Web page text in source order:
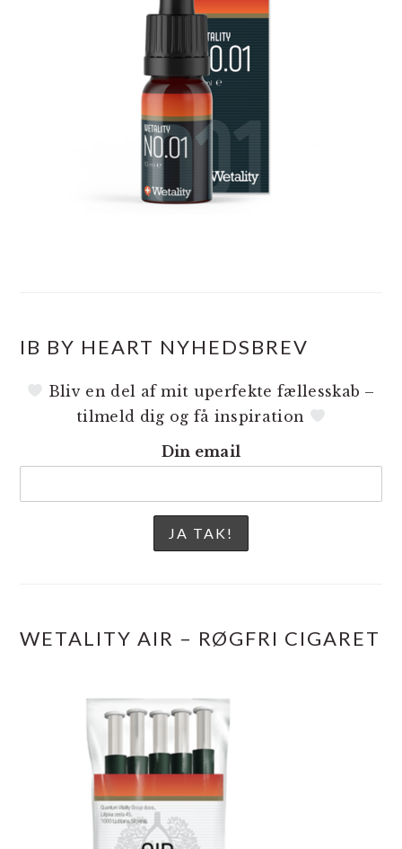
IB BY HEART NYHEDSBREV
Bliv en del af mit uperfekte fællesskab –
tilmeld dig og få inspiration
Din email
WETALITY AIR – RØGFRI CIGARET